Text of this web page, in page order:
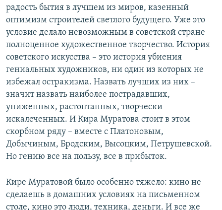
радость бытия в лучшем из миров, казенный
оптимизм строителей светлого будущего. Уже это
условие делало невозможным в советской стране
полноценное художественное творчество. История
советского искусства – это история убиения
гениальных художников, ни один из которых не
избежал остракизма. Назвать лучших из них –
значит назвать наиболее пострадавших,
униженных, растоптанных, творчески
искалеченных. И Кира Муратова стоит в этом
скорбном ряду – вместе с Платоновым,
Добычиным, Бродским, Высоцким, Петрушевской.
Но гению все на пользу, все в прибыток.
Кире Муратовой было особенно тяжело: кино не
сделаешь в домашних условиях на письменном
столе, кино это люди, техника, деньги. И все же